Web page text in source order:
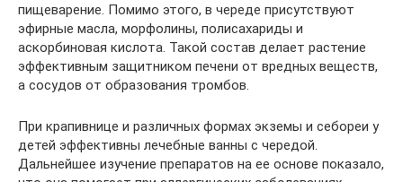
пищеварение. Помимо этого, в череде присутствуют
эфирные масла, морфолины, полисахариды и
аскорбиновая кислота. Такой состав делает растение
эффективным защитником печени от вредных веществ,
а сосудов от образования тромбов.
При крапивнице и различных формах экземы и себореи у
детей эффективны лечебные ванны с чередой.
Дальнейшее изучение препаратов на ее основе показало,